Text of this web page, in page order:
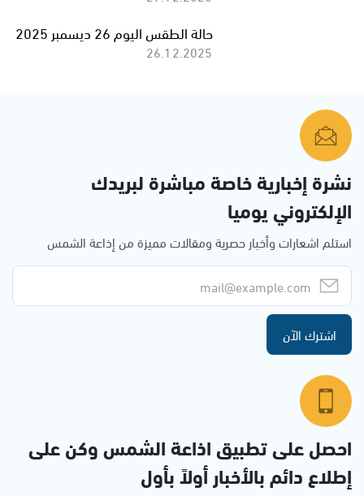
حالة الطقس اليوم 26 ديسمبر 2025
26.12.2025
نشرة إخبارية خاصة مباشرة لبريدك
الإلكتروني يوميا
استلم اشعارات وأخبار حصرية ومقالات مميزة من إذاعة الشمس
اشترك الآن
احصل على تطبيق اذاعة الشمس وكن على
إطلاع دائم بالأخبار أولاً بأول